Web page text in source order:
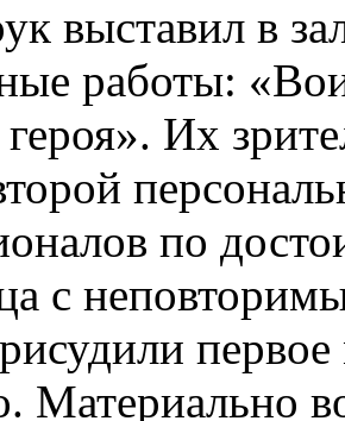
выставил в
работы:
Их
по
с
Материально